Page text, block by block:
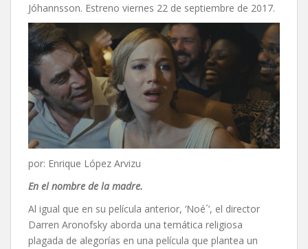
Jóhannsson. Estreno viernes 22 de septiembre de 2017.
por: Enrique López Arvizu
En el nombre de la madre.
Al igual que en su película anterior, ‘Noé´’, el director
Darren Aronofsky aborda una temática religiosa
plagada de alegorías en una película que plantea un